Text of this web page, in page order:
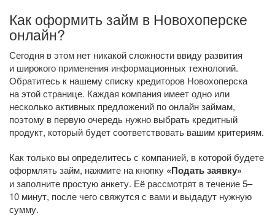
Как оформить займ в Новохоперске
онлайн?
Сегодня в этом нет никакой сложности ввиду развития
и широкого применения информационных технологий.
Обратитесь к нашему списку кредиторов Новохоперска
на этой странице. Каждая компания имеет одно или
несколько активных предложений по онлайн займам,
поэтому в первую очередь нужно выбрать кредитный
продукт, который будет соответствовать вашим критериям.
Как только вы определитесь с компанией, в которой будете
оформлять займ, нажмите на кнопку «Подать заявку»
и заполните простую анкету. Её рассмотрят в течение 5–
10 минут, после чего свяжутся с вами и выдадут нужную
сумму.